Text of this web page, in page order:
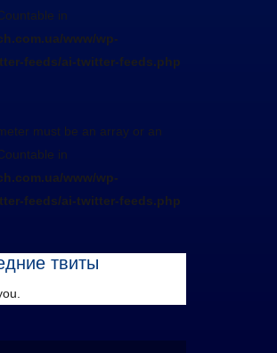
in
www/wp-
feeds/ai-twitter-feeds.php
must be an array or an
in
www/wp-
feeds/ai-twitter-feeds.php
твиты